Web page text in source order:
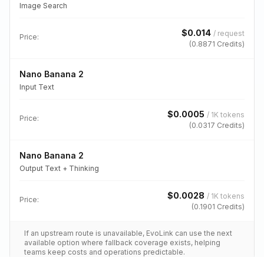
Image Search
Price: $0.014 / request
(0.8871 Credits)
Nano Banana 2
Input Text
Price: $0.0005 / 1K tokens
(0.0317 Credits)
Nano Banana 2
Output Text + Thinking
Price: $0.0028 / 1K tokens
(0.1901 Credits)
If an upstream route is unavailable, EvoLink can use the next
available option where fallback coverage exists, helping
teams keep costs and operations predictable.